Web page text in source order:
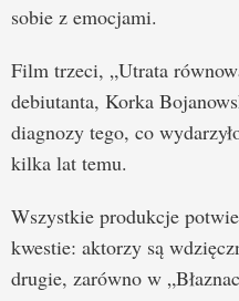
sobie z emocjami.
Film trzeci, „Utrata
debiutanta, Korka
diagnozy tego, co
kilka lat temu.
Wszystkie produkcje
kwestie: aktorzy są
drugie, zarówno w